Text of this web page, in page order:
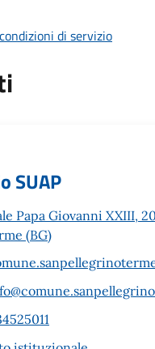
di servizio
SUAP
Papa Giovanni XXIII,
(BG)